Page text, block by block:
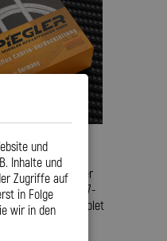
für: Land Rover
Baujahr:07|2017-
Evoque Cabriolet
und
Inhalte und
Zugriffe auf
in Folge
wir in den